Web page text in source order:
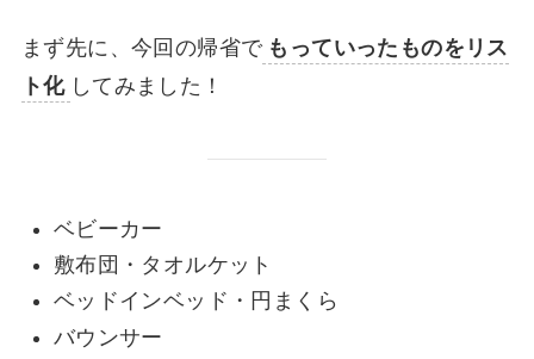
まず先に、今回の帰省で もっていったものをリス
ト化 してみました！
ベビーカー
敷布団・タオルケット
ベッドインベッド・円まくら
バウンサー